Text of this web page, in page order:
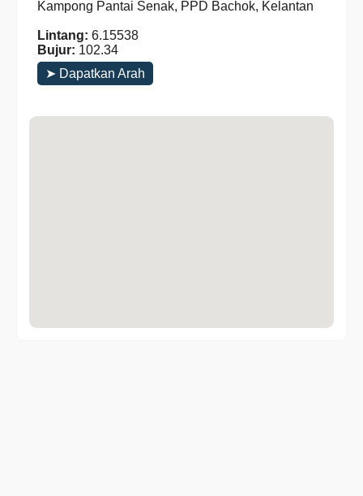
Kampong Pantai Senak, PPD Bachok, Kelantan
Lintang: 6.15538
Bujur: 102.34
➤ Dapatkan Arah